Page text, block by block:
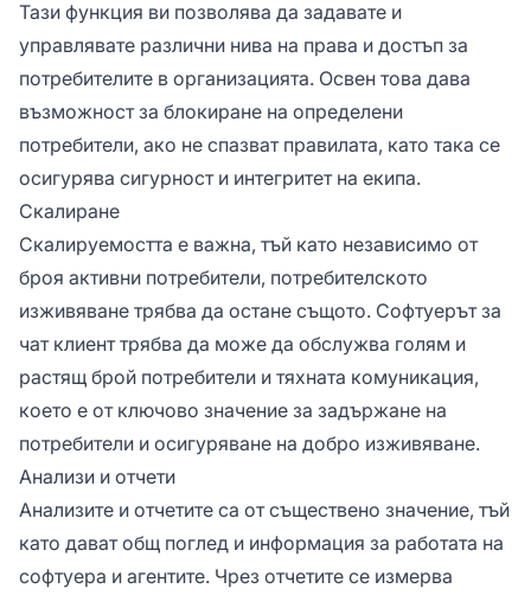
Тази функция ви позволява да задавате и
управлявате различни нива на права и достъп за
потребителите в организацията. Освен това дава
възможност за блокиране на определени
потребители, ако не спазват правилата, като така се
осигурява сигурност и интегритет на екипа.
Скалиране
Скалируемостта е важна, тъй като независимо от
броя активни потребители, потребителското
изживяване трябва да остане същото. Софтуерът за
чат клиент трябва да може да обслужва голям и
растящ брой потребители и тяхната комуникация,
което е от ключово значение за задържане на
потребители и осигуряване на добро изживяване.
Анализи и отчети
Анализите и отчетите са от съществено значение, тъй
като дават общ поглед и информация за работата на
софтуера и агентите. Чрез отчетите се измерва